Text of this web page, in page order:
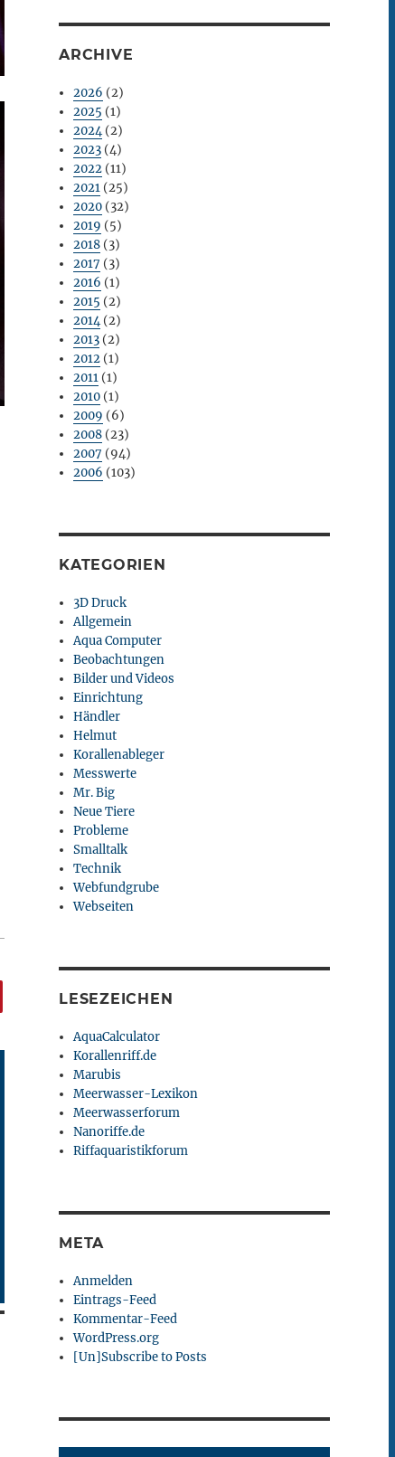
ARCHIVE
2026 (2)
2025 (1)
2024(2)
2023 (4)
2022 (11)
2021 (25)
2020 (32)
2019 (5)
2018 (3)
2017 (3)
2016 (1)
2015 (2)
2014(2)
2013 (2)
2012 (1)
2011 (1)
2010 (1)
2009 (6)
2008 (23)
2007 (94)
2006 (103)
KATEGORIEN
3D Druck
Allgemein
Aqua Computer
Beobachtungen
Bilder und Videos
Einrichtung
Händler
Helmut
Korallenableger
Messwerte
Mr. Big
Neue Tiere
Probleme
Smalltalk
Technik
Webfundgrube
Webseiten
LESEZEICHEN
AquaCalculator
Korallenriff.de
Marubis
Meerwasser-Lexikon
Meerwasserforum
Nanoriffe.de
Riffaquaristikforum
META
Anmelden
Eintrags-Feed
Kommentar-Feed
WordPress.org
[Un]Subscribe to Posts